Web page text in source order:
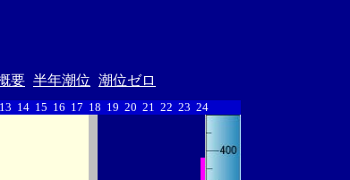
要 半年潮位 潮位ゼロ
13 14 15 16 17 18 19 20 21 22 23 24